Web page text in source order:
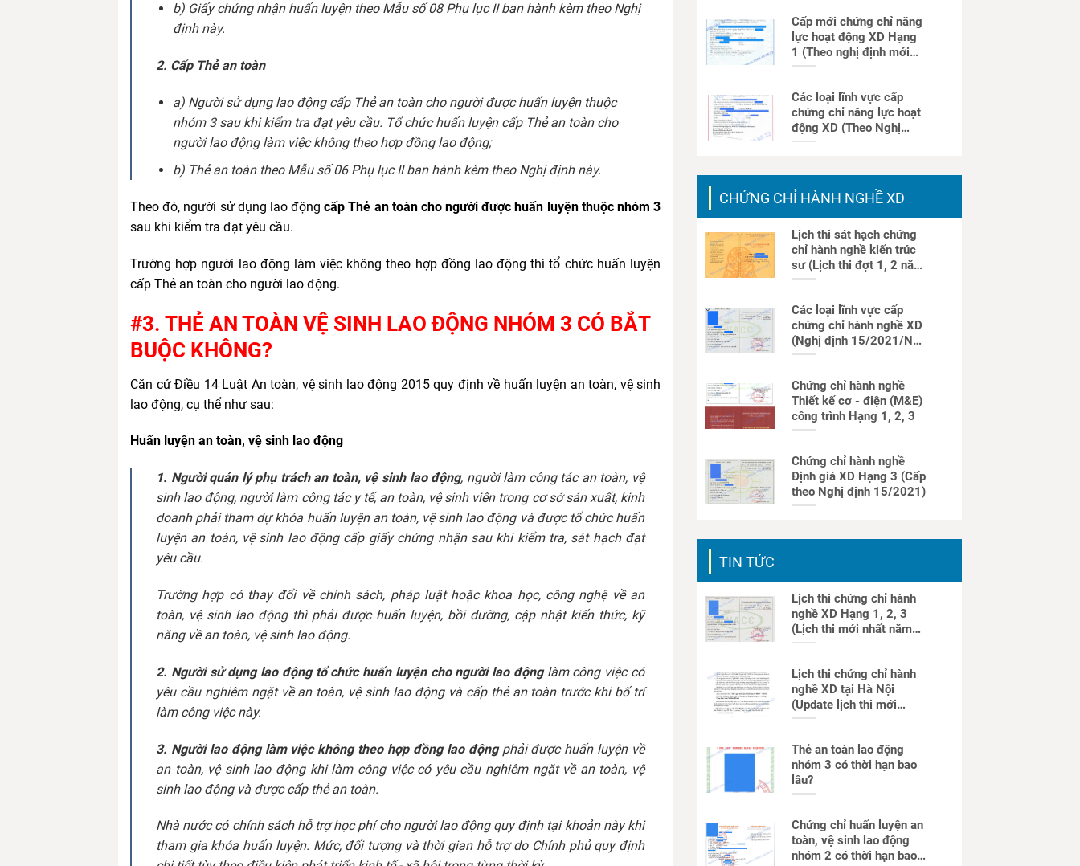
b) Giấy chứng nhận huấn luyện theo Mẫu số 08 Phụ lục II ban hành kèm theo Nghị
định này.
2. Cấp Thẻ an toàn
a) Người sử dụng lao động cấp Thẻ an toàn cho người được huấn luyện thuộc
nhóm 3 sau khi kiểm tra đạt yêu cầu. Tổ chức huấn luyện cấp Thẻ an toàn cho
người lao động làm việc không theo hợp đồng lao động;
b) Thẻ an toàn theo Mẫu số 06 Phụ lục II ban hành kèm theo Nghị định này.
Theo đó, người sử dụng lao động cấp Thẻ an toàn cho người được huấn luyện thuộc nhóm 3
sau khi kiểm tra đạt yêu cầu.
Trường hợp người lao động làm việc không theo hợp đồng lao động thì tổ chức huấn luyện
cấp Thẻ an toàn cho người lao động.
#3. THẺ AN TOÀN VỆ SINH LAO ĐỘNG NHÓM 3 CÓ BẮT
BUỘC KHÔNG?
Căn cứ Điều 14 Luật An toàn, vệ sinh lao động 2015 quy định về huấn luyện an toàn, vệ sinh
lao động, cụ thể như sau:
Huấn luyện an toàn, vệ sinh lao động
1. Người quản lý phụ trách an toàn, vệ sinh lao động, người làm công tác an toàn, vệ
sinh lao động, người làm công tác y tế, an toàn, vệ sinh viên trong cơ sở sản xuất, kinh
doanh phải tham dự khóa huấn luyện an toàn, vệ sinh lao động và được tổ chức huấn
luyện an toàn, vệ sinh lao động cấp giấy chứng nhận sau khi kiểm tra, sát hạch đạt
yêu cầu.
Trường hợp có thay đổi về chính sách, pháp luật hoặc khoa học, công nghệ về an
toàn, vệ sinh lao động thì phải được huấn luyện, bồi dưỡng, cập nhật kiến thức, kỹ
năng về an toàn, vệ sinh lao động.
2. Người sử dụng lao động tổ chức huấn luyện cho người lao động làm công việc có
yêu cầu nghiêm ngặt về an toàn, vệ sinh lao động và cấp thẻ an toàn trước khi bố trí
làm công việc này.
3. Người lao động làm việc không theo hợp đồng lao độngphải được huấn luyện về
an toàn, vệ sinh lao động khi làm công việc có yêu cầu nghiêm ngặt về an toàn, vệ
sinh lao động và được cấp thẻ an toàn.
Nhà nước có chính sách hỗ trợ học phí cho người lao động quy định tại khoản này khi
tham gia khóa huấn luyện. Mức, đối tượng và thời gian hỗ trợ do Chính phủ quy định
Cấp mới chứng chỉ năng
lực hoạt động XD Hạng
1 (Theo nghị định mới
nhất)
Các loại lĩnh vực cấp
chứng chỉ năng lực hoạt
động XD (Theo Nghị
định mới)
CHỨNG CHỈ HÀNH NGHỀ XD
Lịch thi sát hạch chứng
chỉ hành nghề kiến trúc
sư (Lịch thi đợt 1, 2 năm
2026)
Các loại lĩnh vực cấp
chứng chỉ hành nghề XD
(Nghị định 15/2021/NĐ-
CP)
Chứng chỉ hành nghề
Thiết kế cơ - điện (M&E)
công trình Hạng 1, 2, 3
Chứng chỉ hành nghề
Định giá XD Hạng 3 (Cấp
theo Nghị định 15/2021)
TIN TỨC
Lịch thi chứng chỉ hành
nghề XD Hạng 1, 2, 3
(Lịch thi mới nhất năm
2025)
Lịch thi chứng chỉ hành
nghề XD tại Hà Nội
(Update lịch thi mới
nhất)
Thẻ an toàn lao động
nhóm 3 có thời hạn bao
lâu?
Chứng chỉ huấn luyện an
toàn, vệ sinh lao động
nhóm 2 có thời hạn bao